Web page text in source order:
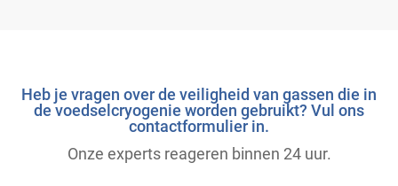
Heb je vragen over de veiligheid van gassen die in
de voedselcryogenie worden gebruikt? Vul ons
contactformulier in.
Onze experts reageren binnen 24 uur.